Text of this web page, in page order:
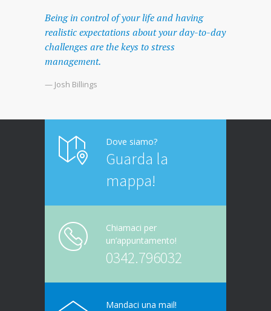
Being in control of your life and having
realistic expectations about your day-to-day
challenges are the keys to stress
management.
— Josh Billings
Dove siamo?
Guarda la
mappa!
Chiamaci per
un’appuntamento!
0342.796032
Mandaci una mail!